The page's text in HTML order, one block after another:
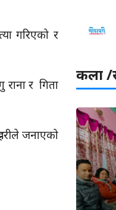
गरिएको र
र गिता
जनाएको
कला /